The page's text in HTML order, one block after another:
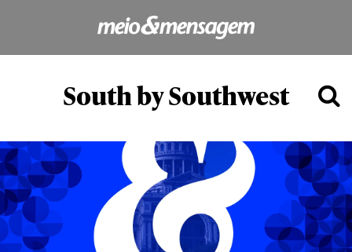
South by Southwest